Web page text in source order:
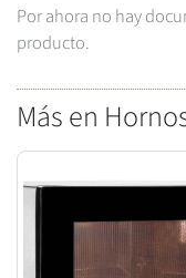
Por ahora no hay
producto.
Más en